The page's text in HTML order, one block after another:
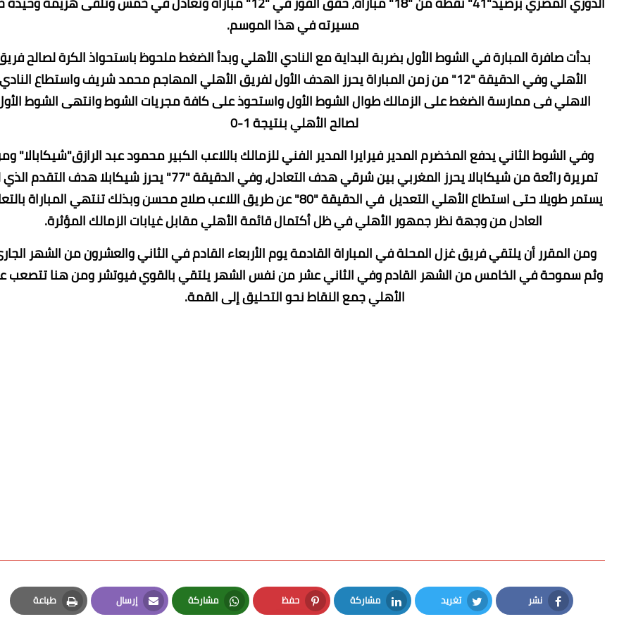
مسيرته في هذا الموسم.
بدأت صافرة المبارة في الشوط الأول بضربة البداية مع النادي الأهلي وبدأ الضغط ملحوظ باستحواذ الكرة لصالح
الأهلي وفي الدقيقة "12" من زمن المباراة يحرز الهدف الأول لفريق الأهلي المهاجم محمد شريف واستطاع النادي
الاهلي فى ممارسة الضغط على الزمالك طوال الشوط الأول واستحوذ على كافة مجريات الشوط وانتهى الشوط
لصالح الأهلي بنتيجة 1-0
وفي الشوط الثاني يدفع المخضرم المدير فيرايرا المدير الفني للزمالك باللاعب الكبير محمود عبد الرازق"شيكابالا"
تمريرة رائعة من شيكابالا يحرز المغربي بين شرقي هدف التعادل، وفي الدقيقة "77" يحرز شيكابلا هدف
يستمر طويلا حتى استطاع الأهلي التعديل في الدقيقة "80" عن طريق اللاعب صلاح محسن وبذلك تنتهي المباراة
العادل من وجهة نظر جمهور الأهلي في ظل أكتمال قائمة الأهلي مقابل غيابات الزمالك المؤثرة.
ومن المقرر أن يلتقي فريق غزل المحلة في المباراة القادمة يوم الأربعاء القادم في الثاني والعشرون من الشهر
وثم سموحة في الخامس من الشهر القادم وفي الثاني عشر من نفس الشهر يلتقي بالقوي فيوتشر ومن هنا تتصعب
الأهلي جمع النقاط نحو التحليق إلى القمة.
نشر
Facebook
تغريد
Twitter
مشاركة
LinkedIn
حفظ
Pinterest
مشاركة
Whatsapp
إرسال
Email
طباعة
Print